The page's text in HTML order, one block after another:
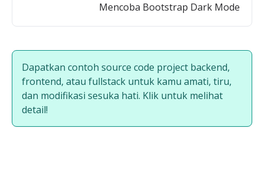
Mencoba Bootstrap Dark Mode
Dapatkan contoh source code project backend,
frontend, atau fullstack untuk kamu amati, tiru,
dan modifikasi sesuka hati. Klik untuk melihat
detail!